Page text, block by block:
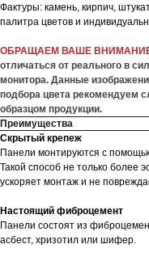
Фактуры: камень, кирпич,
палитра цветов и
ОБРАЩАЕМ ВАШЕ
отличаться от реального в
монитора. Данные
подбора цвета рекомендуем
образцом продукции.
Преимущества
Скрытый крепеж
Панели монтируются с
Такой способ не только более
ускоряет монтаж и не
Настоящий фиброцемент
Панели состоят из
асбест, хризотил или шифер.